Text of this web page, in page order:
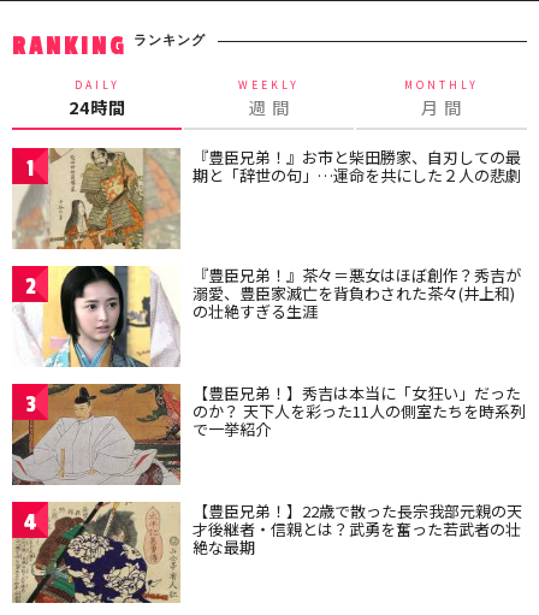
RANKING ランキング
DAILY
24時間
WEEKLY
週 間
MONTHLY
月 間
1 『豊臣兄弟！』お市と柴田勝家、自刃しての最
期と「辞世の句」…運命を共にした２人の悲劇
2 『豊臣兄弟！』茶々＝悪女はほぼ創作？秀吉が
溺愛、豊臣家滅亡を背負わされた茶々(井上和)
の壮絶すぎる生涯
3 【豊臣兄弟！】秀吉は本当に「女狂い」だった
のか？ 天下人を彩った11人の側室たちを時系列
で一挙紹介
4 【豊臣兄弟！】22歳で散った長宗我部元親の天
才後継者・信親とは？武勇を奮った若武者の壮
絶な最期